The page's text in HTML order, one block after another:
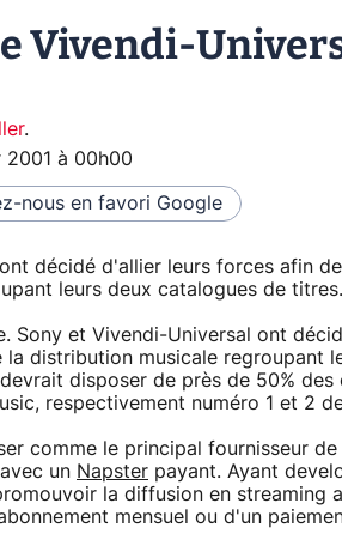
Vivendi-
.
2001 à 00h00
nous en favori Google
décidé d'allier leurs forces afin
leurs deux catalogues de titres.
Sony et Vivendi-Universal ont
la distribution musicale regroupant
disposer de près de 50%
respectivement numéro 1 et 2
comme le principal fournisseur
un Napster payant. Ayant
la diffusion en streaming
mensuel ou d'un